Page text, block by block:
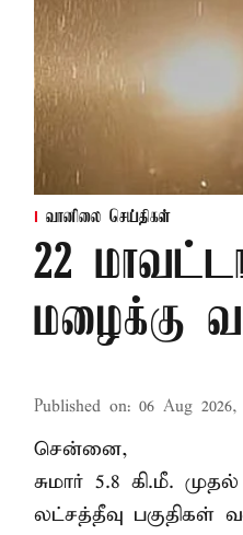
வானிலை செய்திகள்
22
மழைக்கு
Published on: 06 Aug 2026,
சென்னை,
சுமார் 5.8 கி.மீ.
லட்சத்தீவு